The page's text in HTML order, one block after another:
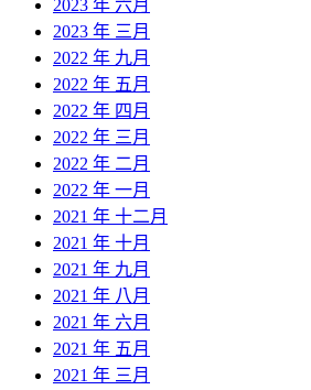
2023 年 六月
2023 年 三月
2022 年 九月
2022 年 五月
2022 年 四月
2022 年 三月
2022 年 二月
2022 年 一月
2021 年 十二月
2021 年 十月
2021 年 九月
2021 年 八月
2021 年 六月
2021 年 五月
2021 年 三月